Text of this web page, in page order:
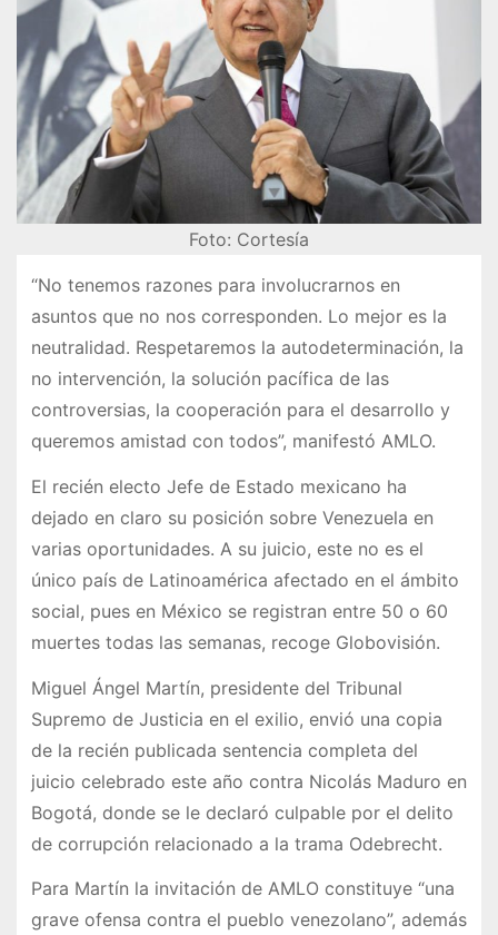
Foto: Cortesía
“No tenemos razones para involucrarnos en
asuntos que no nos corresponden. Lo mejor es la
neutralidad. Respetaremos la autodeterminación, la
no intervención, la solución pacífica de las
controversias, la cooperación para el desarrollo y
queremos amistad con todos”, manifestó AMLO.
El recién electo Jefe de Estado mexicano ha
dejado en claro su posición sobre Venezuela en
varias oportunidades. A su juicio, este no es el
único país de Latinoamérica afectado en el ámbito
social, pues en México se registran entre 50 o 60
muertes todas las semanas, recoge Globovisión.
Miguel Ángel Martín, presidente del Tribunal
Supremo de Justicia en el exilio, envió una copia
de la recién publicada sentencia completa del
juicio celebrado este año contra Nicolás Maduro en
Bogotá, donde se le declaró culpable por el delito
de corrupción relacionado a la trama Odebrecht.
Para Martín la invitación de AMLO constituye “una
grave ofensa contra el pueblo venezolano”, además